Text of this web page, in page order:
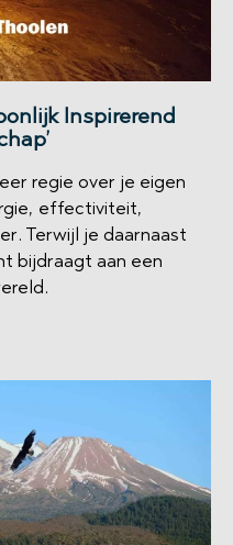
Inspirerend
regie over je eigen
effectiviteit,
Terwijl je daarnaast
bijdraagt aan een